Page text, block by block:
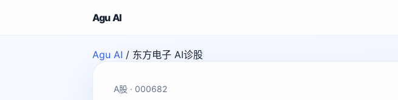
Agu AI
Agu AI / 东方电子 AI诊股
A股 · 000682